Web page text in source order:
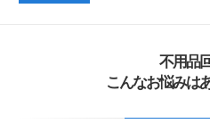
不用品
こんなお悩みは